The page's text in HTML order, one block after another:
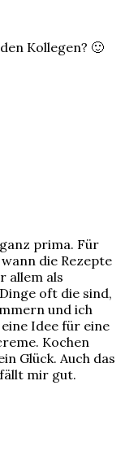
Kollegen? 🙂
prima. Für
die Rezepte
allem als
oft die sind,
und ich
Idee für eine
Kochen
Glück. Auch das
mir gut.